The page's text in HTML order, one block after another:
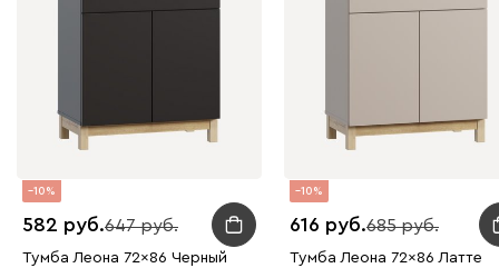
10
582 647
Тумба Леона 72x86 Черный
10
616 685
Тумба Леона 72x86 Латте